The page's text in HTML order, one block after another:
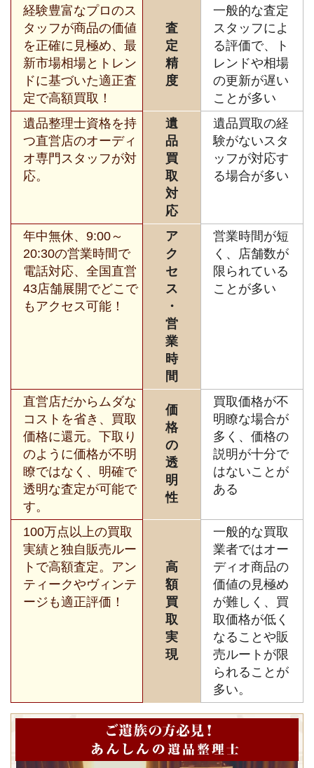
経験豊富なプロのス
タッフが商品の価値
を正確に見極め、最
新市場相場とトレン
ドに基づいた適正査
定で高額買取！
査
定
精
度
一般的な査定
スタッフによ
る評価で、ト
レンドや相場
の更新が遅い
ことが多い
遺品整理士資格を持
つ直営店のオーディ
オ専門スタッフが対
応。
遺
品
買
取
対
応
遺品買取の経
験がないスタ
ッフが対応す
る場合が多い
年中無休、9:00～
20:30の営業時間で
電話対応、全国直営
43店舗展開でどこで
もアクセス可能！
ア
ク
セ
ス
・
営
業
時
間
営業時間が短
く、店舗数が
限られている
ことが多い
直営店だからムダな
コストを省き、買取
価格に還元。下取り
のように価格が不明
瞭ではなく、明確で
透明な査定が可能で
す。
価
格
の
透
明
性
買取価格が不
明瞭な場合が
多く、価格の
説明が十分で
はないことが
ある
100万点以上の買取
実績と独自販売ルー
トで高額査定。アン
ティークやヴィンテ
ージも適正評価！
高
額
買
取
実
現
一般的な買取
業者ではオー
ディオ商品の
価値の見極め
が難しく、買
取価格が低く
なることや販
売ルートが限
られることが
多い。